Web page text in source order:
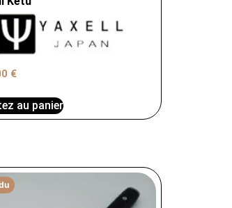
€
au panier